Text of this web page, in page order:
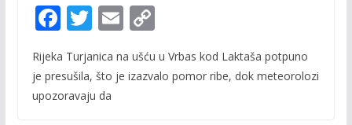
F
e
b
T
itt
er
E
m
ai
C
p
Rijeka Turjanica na ušću u Vrbas kod Laktaša potpuno
je presušila, što je izazvalo pomor ribe, dok meteorolozi
upozoravaju da